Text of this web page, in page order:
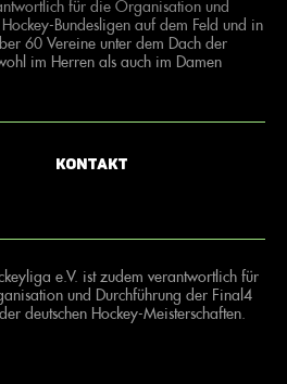
für die Organisation und
Bundesligen auf dem Feld und in
60 Vereine unter dem Dach der
im Herren als auch im Damen
Kontakt
e.V. ist zudem verantwortlich für
und Durchführung der Final4
deutschen Hockey-Meisterschaften.